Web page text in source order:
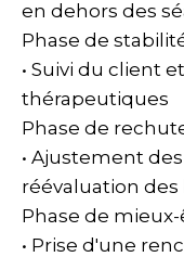
en dehors des
Phase de
• Suivi du client
thérapeutiques
Phase de
• Ajustement
réévaluation des
Phase de
• Prise d'une